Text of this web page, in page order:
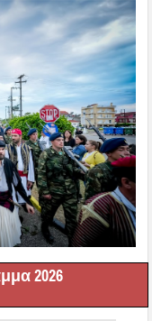
2026